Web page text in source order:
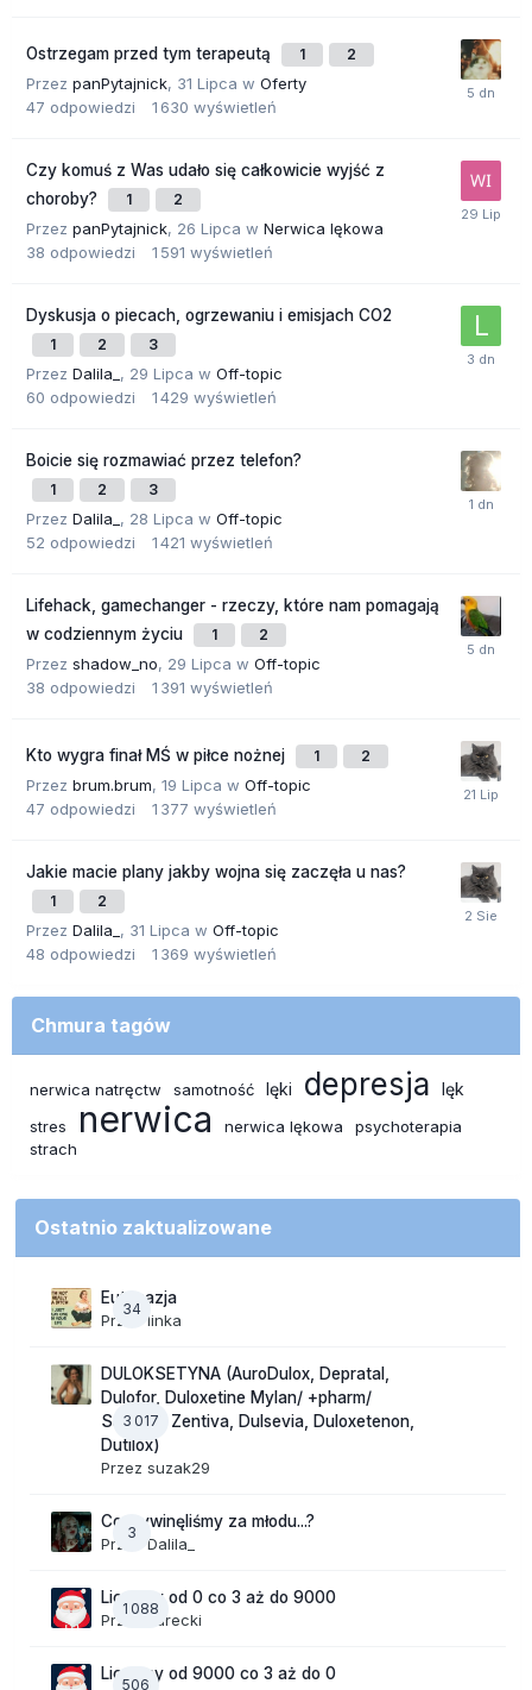
Ostrzegam przed tym terapeutą 1 2
Przez panPytajnick, 31 Lipca w Oferty
47 odpowiedzi 1 630 wyświetleń
Czy komuś z Was udało się całkowicie wyjść z
choroby?
1 2
Przez panPytajnick, 26 Lipca w Nerwica lękowa
38 odpowiedzi 1 591 wyświetleń
Dyskusja o piecach, ogrzewaniu i emisjach CO2
1 2 3
Przez Dalila_ , 29 Lipca w Off-topic
60 odpowiedzi 1 429 wyświetleń
Boicie się rozmawiać przez telefon?
1 2 3
Przez Dalila_ , 28 Lipca w Off-topic
52 odpowiedzi 1 421 wyświetleń
Lifehack, gamechanger - rzeczy, które nam pomagają
w codziennym życiu
1 2
Przez shadow_no, 29 Lipca w Off-topic
38 odpowiedzi 1 391 wyświetleń
Kto wygra finał MŚ w piłce nożnej 1 2
Przez brum.brum, 19 Lipca w Off-topic
47 odpowiedzi 1 377 wyświetleń
Jakie macie plany jakby wojna się zaczęła u nas?
1 2
Przez Dalila_ , 31 Lipca w Off-topic
48 odpowiedzi 1 369 wyświetleń
Chmura tagów
nerwica natręctw samotność lęki depresja lęk
stres nerwica nerwica lękowa
psychoterapia
strach
Ostatnio zaktualizowane
34
Eutanazja
Przez linka
3 017
DULOKSETYNA (AuroDulox, Depratal,
Dulofor, Duloxetine Mylan/ +pharm/
Sandoz/ Zentiva, Dulsevia, Duloxetenon,
Dutilox)
Przez suzak29
3
Co wywinęliśmy za młodu...?
Przez Dalila_
1 088
Liczymy od 0 co 3 aż do 9000
PrzezJurecki
506
Liczymy od 9000 co 3 aż do 0